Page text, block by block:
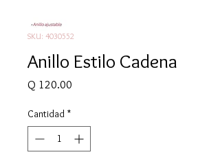
SKU: 4030552
Anillo Estilo Cadena
Q 120.00
Cantidad *